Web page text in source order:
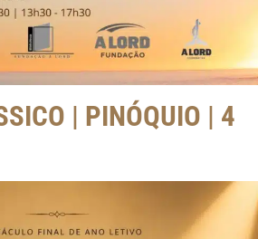
| PINÓQUIO | 4